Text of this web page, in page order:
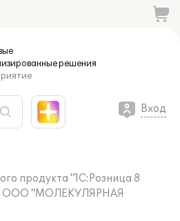
решения
Вход
продукта "1С:Розница 8
ООО "МОЛЕКУЛЯРНАЯ